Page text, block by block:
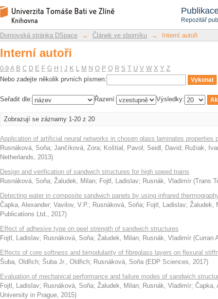
Repozitář
Interní autoři
Repozitář DSpace/Manakin
Domovská stránka DSpace → Článek ve sborníku → Interní autoři
Interní autoři
0-9 A B C D E F G H J K L M N O P Q R S T U V W X Y Z
Nebo zadejte několik prvních písmen:
Seřadit dle: Řazení: Výsledky:
Zobrazují se záznamy 1-20 z 20
Application of artificial neural networks in chosen glass laminates properties
Rusnáková, Soňa; Jančíková, Zora; Koštial, Pavol ; Seidl, David; Ružiak,
Netherlands, 2013)
Design and verification of sandwich structures for high speed trains
Rusnáková, Soňa; Žaludek, Milan; Fojtl, Ladislav; Rusnák, Vladimír (Trans
Detecting water in composite sandwich panels by using infrared
Čapka, Alexander; Vavilov, V.P.; Rusnáková, Soňa; Fojtl, Ladislav; Žaludek,
Publications Ltd., 2017)
Effect of adhesive type on peel strength of sandwich structures
Fojtl, Ladislav; Rusnáková, Soňa; Žaludek, Milan; Rusnák, Vladimír (Curran
Effects of core softness and bimodularity of fibreglass layers on flexural
Šuba, Oldřich; Šuba Jr., Oldřich; Rusnáková, Soňa (EDP Sciences, 2017)
Evaluation of mechanical performance and failure modes of sandwich
Fojtl, Ladislav; Rusnáková, Soňa; Žaludek, Milan; Rusnák, Vladimír; Čapka,
University in Prague, 2015)